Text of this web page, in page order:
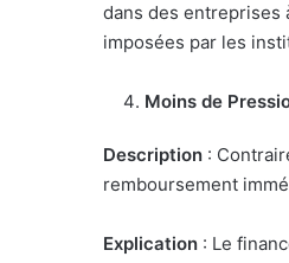
dans des entreprises
imposées par les
Moins de
Description :
remboursement
Explication : Le